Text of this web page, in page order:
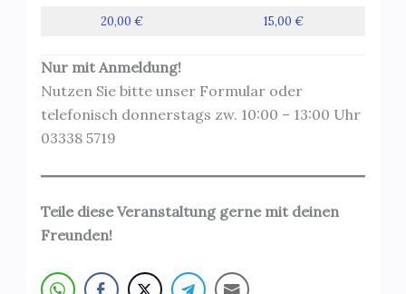
20,00 €
15,00 €
Nur mit Anmeldung!
Nutzen Sie bitte unser Formular oder
telefonisch donnerstags zw. 10:00 – 13:00 Uhr
03338 5719
Teile diese Veranstaltung gerne mit deinen
Freunden!